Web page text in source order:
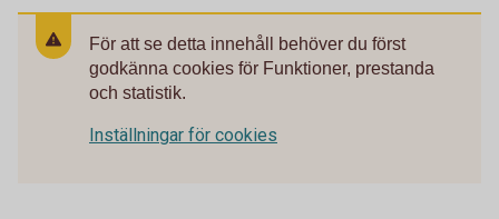
För att se detta innehåll behöver du först
godkänna cookies för Funktioner, prestanda
och statistik.
Inställningar för cookies